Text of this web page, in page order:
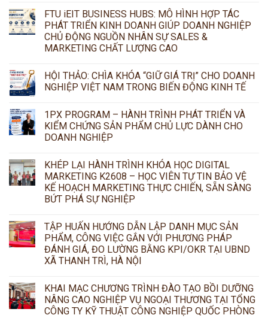
FTU iEIT BUSINESS HUBS: MÔ HÌNH HỢP TÁC
PHÁT TRIỂN KINH DOANH GIÚP DOANH NGHIỆP
CHỦ ĐỘNG NGUỒN NHÂN SỰ SALES &
MARKETING CHẤT LƯỢNG CAO
HỘI THẢO: CHÌA KHÓA “GIỮ GIÁ TRỊ” CHO DOANH
NGHIỆP VIỆT NAM TRONG BIẾN ĐỘNG KINH TẾ
1PX PROGRAM – HÀNH TRÌNH PHÁT TRIỂN VÀ
KIỂM CHỨNG SẢN PHẨM CHỦ LỰC DÀNH CHO
DOANH NGHIỆP
KHÉP LẠI HÀNH TRÌNH KHÓA HỌC DIGITAL
MARKETING K2608 – HỌC VIÊN TỰ TIN BẢO VỆ
KẾ HOẠCH MARKETING THỰC CHIẾN, SẴN SÀNG
BỨT PHÁ SỰ NGHIỆP
TẬP HUẤN HƯỚNG DẪN LẬP DANH MỤC SẢN
PHẨM, CÔNG VIỆC GẮN VỚI PHƯƠNG PHÁP
ĐÁNH GIÁ, ĐO LƯỜNG BẰNG KPI/OKR TẠI UBND
XÃ THANH TRÌ, HÀ NỘI
KHAI MẠC CHƯƠNG TRÌNH ĐÀO TẠO BỒI DƯỠNG
NÂNG CAO NGHIỆP VỤ NGOẠI THƯƠNG TẠI TỔNG
CÔNG TY KỸ THUẬT CÔNG NGHIỆP QUỐC PHÒNG